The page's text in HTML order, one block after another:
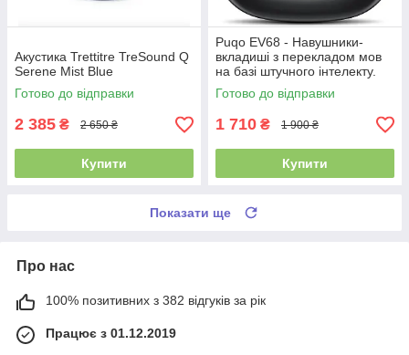
Акустика Trettitre TreSound Q
Serene Mist Blue
Готово до відправки
2 385 ₴ 2 650 ₴
Купити
Puqo EV68 - Навушники-
вкладиші з перекладом мов
на базі штучного інтелекту.
Bluetooth 5.3, мікрофон ENC,
5 режимів перекладу
Готово до відправки
1 710 ₴ 1 900 ₴
Купити
Показати ще
Про нас
100% позитивних з 382 відгуків за рік
Працює з 01.12.2019